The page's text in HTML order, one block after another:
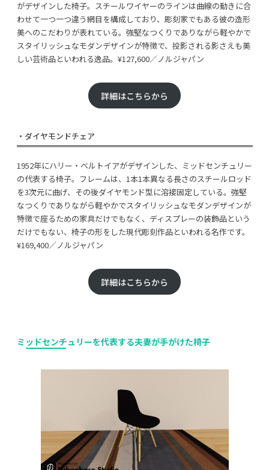
がデザインした椅子。スチールワイヤーのラインは曲線の動きに合
わせて一つ一つ違う網目を構成しており、彫刻家でもある彼の造形
美へのこだわりが表れている。強堅なつくりでありながら軽やかで
スタイリッシュなモダンデザインが特徴で、投影される影さえも美
しい芸術品といわれる逸品。¥127,600／ノルジャパン
詳細はこちらから
・ダイヤモンドチェア
1952年にハリー・ベルトイアがデザインした、ミッドセンチュリー
の代表する椅子。フレームは、1本1本異なる長さのスチールロッド
を3次元に曲げ、その後ダイヤモンド型に溶接固定している。強堅
なつくりでありながら軽やかでスタイリッシュなモダンデザインが
特徴で座るための家具だけでもなく、ディスプレーの装飾品という
だけでもない、椅子の形をした現代彫刻作品といわれる名作です。
¥169,400／ノルジャパン
詳細はこちらから
ミッドセンチュリーを代表する夫妻が手がけた椅子